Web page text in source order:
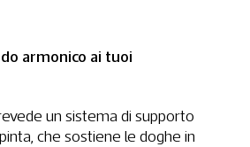
armonico ai tuoi
un sistema di supporto
che sostiene le doghe in